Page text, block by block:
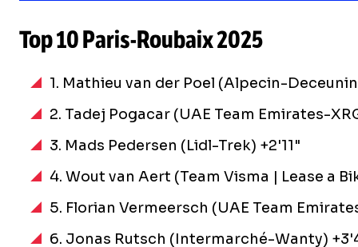
Top 10Paris-Roubaix2025
1. Mathieu van der Poel (Alpecin-
2. Tadej Pogacar (UAE Team Emirates-
3. Mads Pedersen (Lidl-Trek) +2'11"
4. Wout van Aert (Team Visma | Lease a
5. Florian Vermeersch (UAE Team
6. Jonas Rutsch (Intermarché-Wanty)